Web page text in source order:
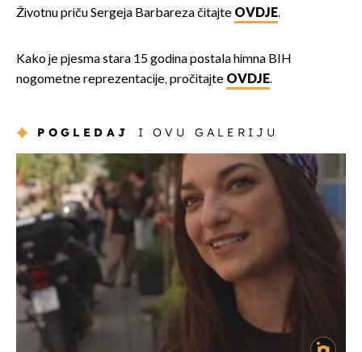
Životnu priču Sergeja Barbareza čitajte OVDJE.
Kako je pjesma stara 15 godina postala himna BIH
nogometne reprezentacije, pročitajte OVDJE.
POGLEDAJ I OVU GALERIJU